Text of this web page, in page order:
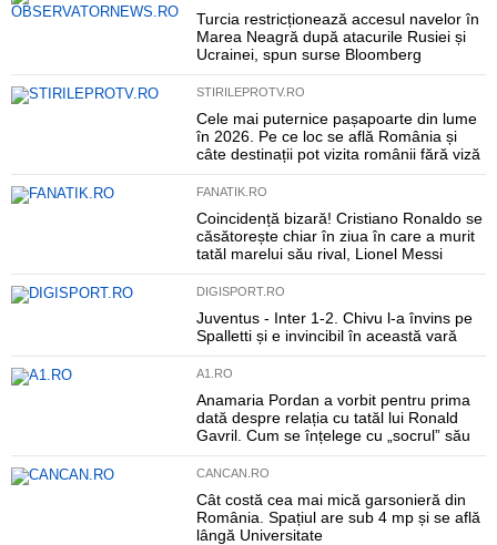
Turcia restricționează accesul navelor în
Marea Neagră după atacurile Rusiei și
Ucrainei, spun surse Bloomberg
STIRILEPROTV.RO
Cele mai puternice pașapoarte din lume
în 2026. Pe ce loc se află România și
câte destinații pot vizita românii fără viză
FANATIK.RO
Coincidență bizară! Cristiano Ronaldo se
căsătorește chiar în ziua în care a murit
tatăl marelui său rival, Lionel Messi
DIGISPORT.RO
Juventus - Inter 1-2. Chivu l-a învins pe
Spalletti și e invincibil în această vară
A1.RO
Anamaria Pordan a vorbit pentru prima
dată despre relația cu tatăl lui Ronald
Gavril. Cum se înțelege cu „socrul” său
CANCAN.RO
Cât costă cea mai mică garsonieră din
România. Spațiul are sub 4 mp și se află
lângă Universitate